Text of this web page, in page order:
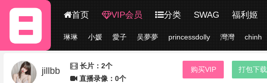
首页 VIP会员 分类 SWAG 福利姬
琳琳 小媛 愛子 吴夢夢 princessdolly 灣灣 chinh
jillbb
长片：2个
直播录像：0个
购买VIP 打包下载